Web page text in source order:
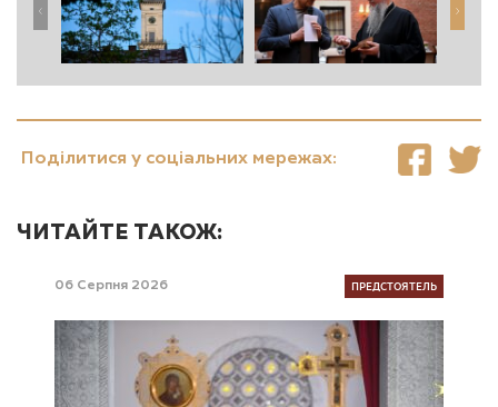
Поділитися у соціальних мережах:
ЧИТАЙТЕ ТАКОЖ:
06 Серпня 2026 ПРЕДСТОЯТЕЛЬ